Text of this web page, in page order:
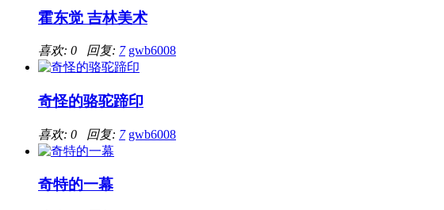
霍东觉 吉林美术
喜欢: 0 回复: 7 gwb6008
奇怪的骆驼蹄印
喜欢: 0 回复: 7 gwb6008
奇特的一幕